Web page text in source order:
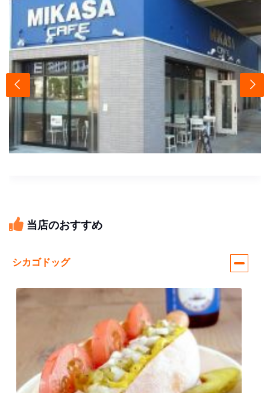
当店のおすすめ
シカゴドッグ